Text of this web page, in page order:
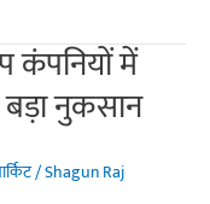
कंपनियों में
बड़ा नुकसान
/Shagun Raj